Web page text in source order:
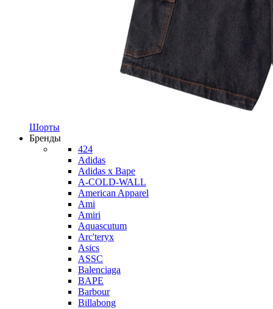
Шорты
Бренды
424
Adidas
Adidas x Bape
A-COLD-WALL
American Apparel
Ami
Amiri
Aquascutum
Arc'teryx
Asics
ASSC
Balenciaga
BAPE
Barbour
Billabong